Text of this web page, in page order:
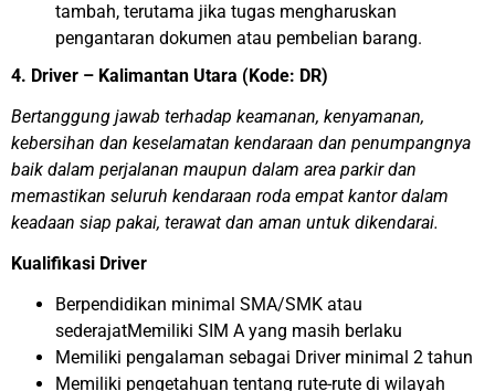
tambah, terutama jika tugas mengharuskan
pengantaran dokumen atau pembelian barang.
4. Driver – Kalimantan Utara (Kode: DR)
Bertanggung jawab terhadap keamanan, kenyamanan,
kebersihan dan keselamatan kendaraan dan penumpangnya
baik dalam perjalanan maupun dalam area parkir dan
memastikan seluruh kendaraan roda empat kantor dalam
keadaan siap pakai, terawat dan aman untuk dikendarai.
Kualifikasi Driver
Berpendidikan minimal SMA/SMK atau
sederajatMemiliki SIM A yang masih berlaku
Memiliki pengalaman sebagai Driver minimal 2 tahun
Memiliki pengetahuan tentang rute-rute di wilayah